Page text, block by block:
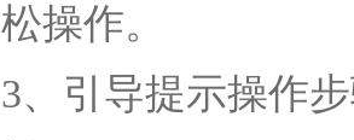
松操作。
3、引导提示操作